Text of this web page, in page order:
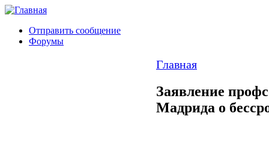
Отправить сообщение
Форумы
Главная
Заявление
Мадрида о